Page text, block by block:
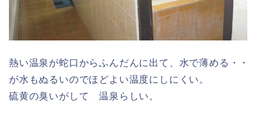
熱い温泉が蛇口からふんだんに出て、水で薄める・・
が水もぬるいのでほどよい温度にしにくい。
硫黄の臭いがして 温泉らしい。